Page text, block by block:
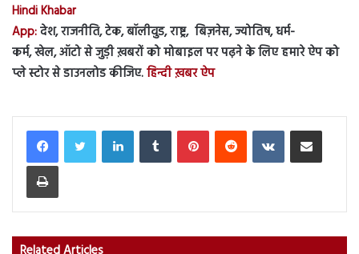
Hindi Khabar
App:देश, राजनीति, टेक, बॉलीवुड, राष्ट्र, बिज़नेस, ज्योतिष, धर्म-
कर्म, खेल, ऑटो से जुड़ी ख़बरों को मोबाइल पर पढ़ने के लिए हमारे ऐप को
प्ले स्टोर से डाउनलोड कीजिए.हिन्दी ख़बर ऐप
LinkedInTumblr PinterestReddit VKontakteShare via Email
Print